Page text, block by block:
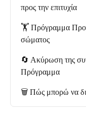
προς την επιτυχία
🏋️ Πρόγραμμα
σώματος
🔄 Ακύρωση της
Πρόγραμμα
🗑️ Πώς μπορώ να